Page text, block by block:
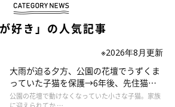
が好き」の人気記事
※2026年8月更新
大雨が迫る夕方、公園の花壇でうずくま
っていた子猫を保護→6年後、先住猫
と“姉妹”のような関係に
公園の花壇で動けなくなっていた小さな子猫。家族